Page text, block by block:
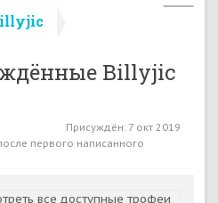
Billyjic
Присуждён: 7 окт 2019
первого написанного
все доступные трофеи